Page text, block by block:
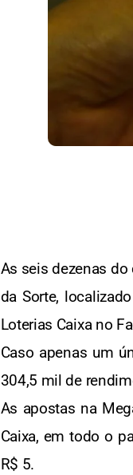
As seis dezenas
da Sorte,
Loterias Caixa no
Caso apenas um
304,5 mil de
As apostas na
Caixa, em todo o
R$ 5.